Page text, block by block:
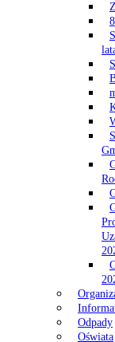
Odpady
Oświata